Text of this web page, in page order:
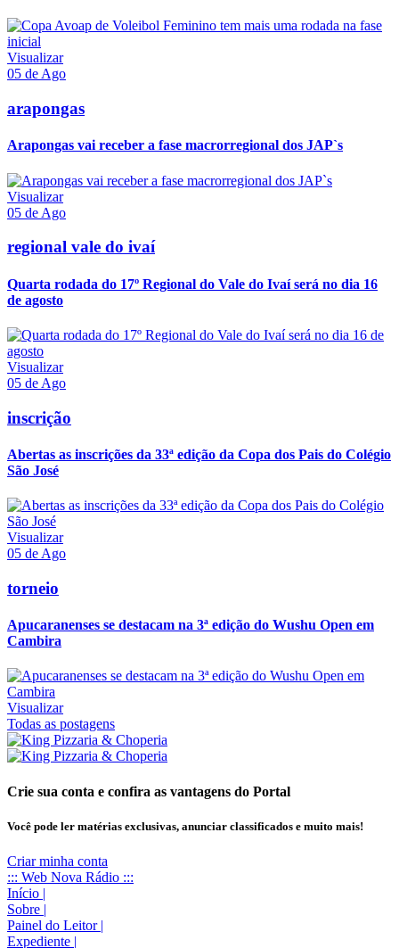
Visualizar
05 de Ago
arapongas
Arapongas vai receber a fase macrorregional dos JAP`s
Visualizar
05 de Ago
regional vale do ivaí
Quarta rodada do 17º Regional do Vale do Ivaí será no dia 16
de agosto
Visualizar
05 de Ago
inscrição
Abertas as inscrições da 33ª edição da Copa dos Pais do Colégio
São José
Visualizar
05 de Ago
torneio
Apucaranenses se destacam na 3ª edição do Wushu Open em
Cambira
Visualizar
Todas as postagens
Crie sua conta e confira as vantagens do Portal
Você pode ler matérias exclusivas, anunciar classificados e muito mais!
Criar minha conta
::: Web Nova Rádio :::
Início |
Sobre |
Painel do Leitor |
Expediente |